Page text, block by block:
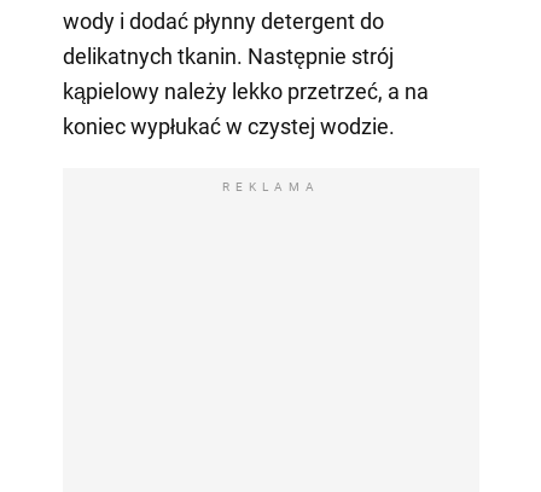
wody i dodać płynny detergent do
delikatnych tkanin. Następnie strój
kąpielowy należy lekko przetrzeć, a na
koniec wypłukać w czystej wodzie.
REKLAMA